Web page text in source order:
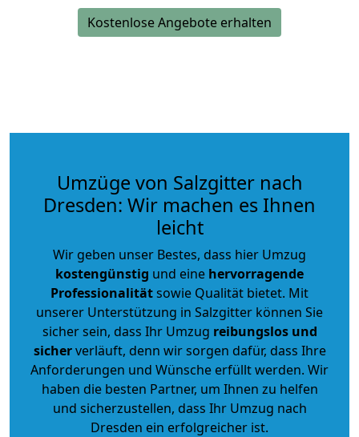
Kostenlose Angebote erhalten
Umzüge von Salzgitter nach
Dresden: Wir machen es Ihnen
leicht
Wir geben unser Bestes, dass hier Umzug
kostengünstig und eine hervorragende
Professionalitätsowie Qualität bietet. Mit
unserer Unterstützung in Salzgitter können Sie
sicher sein, dass Ihr Umzug reibungslos und
sicherverläuft, denn wir sorgen dafür, dass Ihre
Anforderungen und Wünsche erfüllt werden. Wir
haben die besten Partner, um Ihnen zu helfen
und sicherzustellen, dass Ihr Umzug nach
Dresden ein erfolgreicher ist.